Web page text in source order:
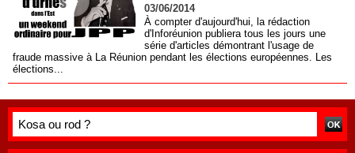
03/06/2014
À compter d'aujourd'hui, la rédaction
d'Inforéunion publiera tous les jours une
série d'articles démontrant l'usage de
fraude massive à La Réunion pendant les élections européennes. Les
élections...